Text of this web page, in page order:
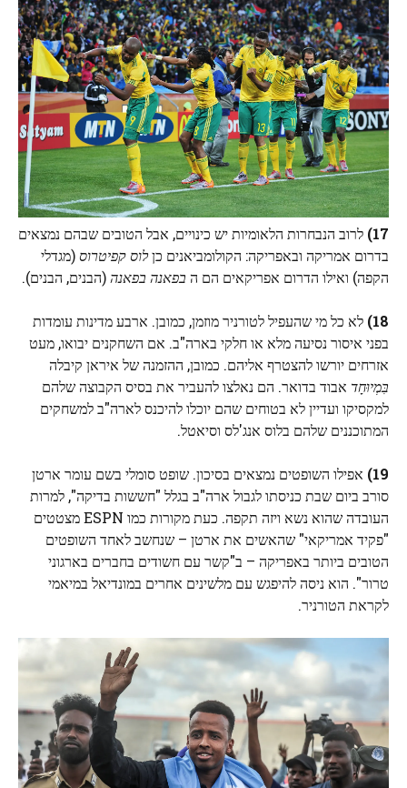
17) לרוב הנבחרות הלאומיות יש כינויים, אבל הטובים שבהם נמצאים
בדרום אמריקה ובאפריקה: הקולומביאנים כןלוס קפיטרוס(מגדלי
הקפה) ואילו הדרום אפריקאים הם ה בפאנה בפאנה (הבנים, הבנים).
18) לא כל מי שהעפיל לטורניר מוזמן, כמובן. ארבע מדינות עומדות
בפני איסור נסיעה מלא או חלקי בארה"ב. אם השחקנים יבואו, מעט
אזרחים יורשו להצטרף אליהם. כמובן, ההזמנה של איראן קיבלה
בִּמְיוּחָד אבוד בדואר. הם נאלצו להעביר את בסיס הקבוצה שלהם
למקסיקו ועדיין לא בטוחים שהם יוכלו להיכנס לארה"ב למשחקים
המתוכננים שלהם בלוס אנג'לס וסיאטל.
19) אפילו השופטים נמצאים בסיכון. שופט סומלי בשם עומר ארטן
סורב ביום שבת כניסתו לגבול ארה"ב בגלל "חששות בדיקה", למרות
העובדה שהוא נשא ויזה תקפה. כעת מקורות כמו ESPN מצטטים
"פקיד אמריקאי" שהאשים את ארטן – שנחשב לאחד השופטים
הטובים ביותר באפריקה – ב"קשר עם חשודים בחברים בארגוני
טרור". הוא ניסה להיפגש עם מלשינים אחרים במונדיאל במיאמי
לקראת הטורניר.